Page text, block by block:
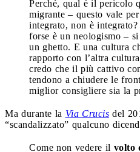
Perché, qual è il pericolo
migrante – questo vale
integrato, non è
forse è un neologismo – si
un ghetto. E una cultura
rapporto con l’altra
credo che il più cattivo
tendono a chiudere le
miglior consigliere sia la
Ma durante la Via Crucis del
“scandalizzato” qualcuno
Come non vedere il volto